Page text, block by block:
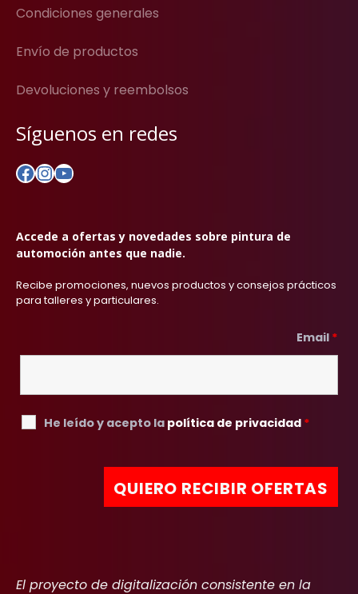
Condiciones generales
Envío de productos
Devoluciones y reembolsos
Síguenos en redes
Facebook
Instagram
YouTube
Accede a ofertas y novedades sobre pintura de
automoción antes que nadie.
Recibe promociones, nuevos productos y consejos prácticos
para talleres y particulares.
Email *
He leído y acepto la política de privacidad *
El proyecto de digitalización consistente en la